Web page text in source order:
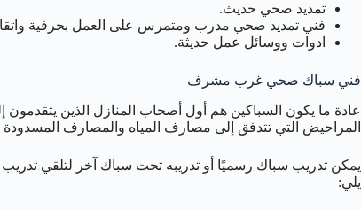
تمديد صحي حديث.
فني تمديد صحي مدرب ومتمرس على العمل بحرفية
ادوات ووسائل عمل حديثة.
فني سباك صحي غرب مشرف
عادة ما يكون السباكين هم أول أصحاب المنازل الذين
المراحيض التي تتدفق إلى مصارف المياه والمصارف المسدودة
يمكن تدريب سباك رسميًا أو تدريبه تحت سباك آخر لتلقي
يلي: